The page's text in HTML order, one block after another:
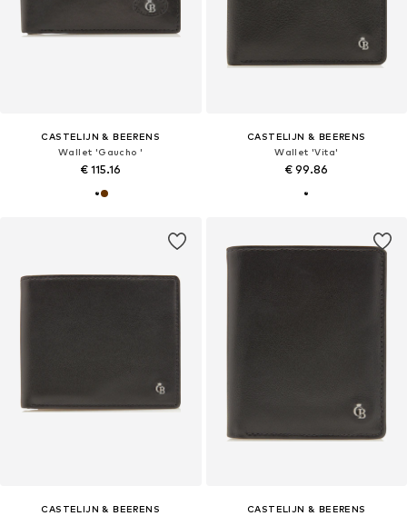
CASTELIJN & BEERENS
Wallet 'Gaucho '
€ 115.16
CASTELIJN & BEERENS
Wallet 'Vita'
€ 99.86
CASTELIJN & BEERENS
CASTELIJN & BEERENS